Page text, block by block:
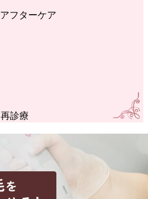
アフターケア
再診療